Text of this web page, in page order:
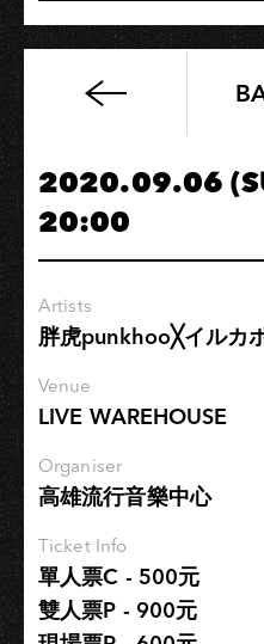
你
還
在
這
2020.09.06
20:00
Artists
胖虎punkhoo╳イルカ
Venue
LIVE WAREHOUSE
Organiser
高雄流行音樂中心
Ticket Info
單人票C - 500元
雙人票P - 900元